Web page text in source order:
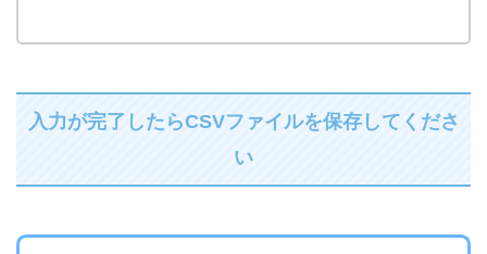
入力が完了したらCSVファイルを保存してくださ
い